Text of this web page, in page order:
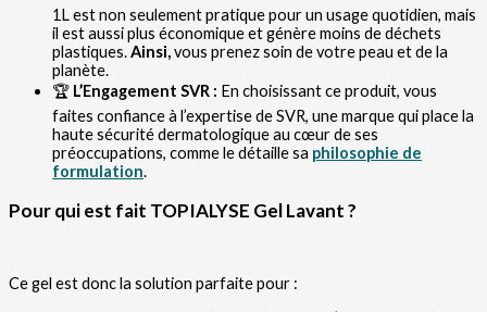
1L est non seulement pratique pour un usage quotidien, mais
il est aussi plus économique et génère moins de déchets
plastiques.Ainsi,vous prenez soin de votre peau et de la
planète.
🏆 L’Engagement SVR : En choisissant ce produit, vous
faites confiance à l’expertise de SVR, une marque qui place la
haute sécurité dermatologique au cœur de ses
préoccupations, comme le détaille sa philosophie de
formulation.
Pour qui est fait TOPIALYSE Gel Lavant ?
Ce gel est donc la solution parfaite pour :